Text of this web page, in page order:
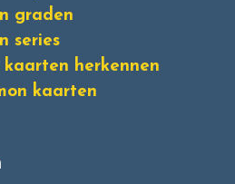
graden
series
kaarten herkennen
kaarten